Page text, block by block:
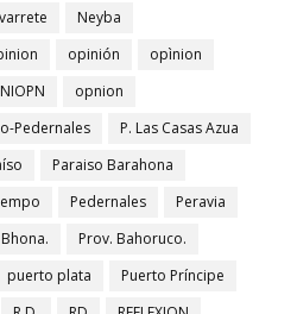
Neyba
opinión
opìnion
opnion
Pedernales
P. Las Casas Azua
Paraiso Barahona
Pedernales
Peravia
Prov. Bahoruco.
puerto plata
Puerto Príncipe